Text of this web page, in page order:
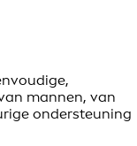
mannen, van
ondersteuning